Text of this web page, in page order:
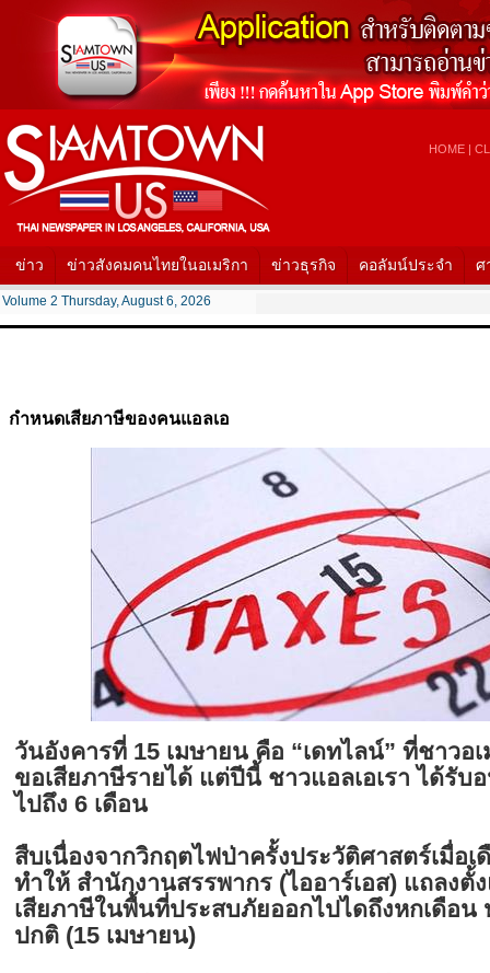
HOME |
ข่าว ข่าวสังคมคนไทยในอเมริกา ข่าวธุรกิจ คอลัมน์ประจำ ศ
Volume 2 Thursday, August 6, 2026
กำหนดเสียภาษีของคนแอลเอ
วันอังคารที่ 15 เมษายน คือ “เดทไลน์” ที่ชาว
ขอเสียภาษีรายได้ แต่ปีนี้ ชาวแอลเอเรา ได้รับ
ไปถึง 6 เดือน
สืบเนื่องจากวิกฤตไฟป่าครั้งประวัติศาสตร์เมื่อ
ทำให้ สำนักงานสรรพากร (ไออาร์เอส) แถลงตั้
เสียภาษีในพื้นที่ประสบภัยออกไปไดถึงหกเดือ
ปกติ (15 เมษายน)